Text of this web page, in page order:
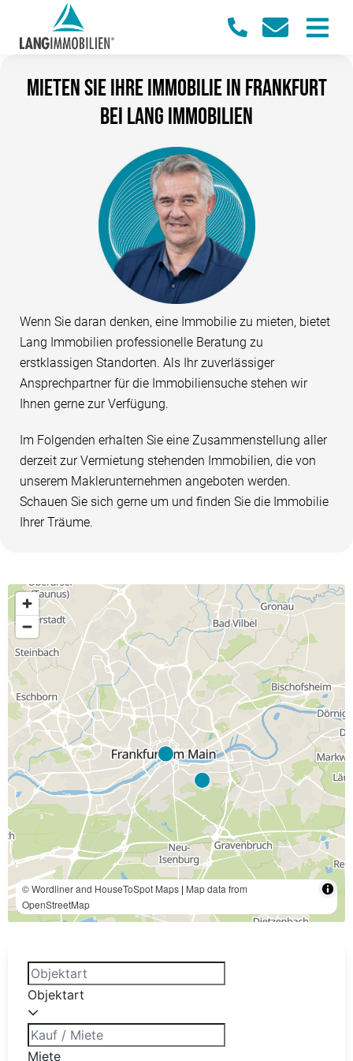
Mieten Sie Ihre Immobilie in Frankfurt
bei Lang Immobilien
Wenn Sie daran denken, eine Immobilie zu mieten, bietet
Lang Immobilien professionelle Beratung zu
erstklassigen Standorten. Als Ihr zuverlässiger
Ansprechpartner für die Immobiliensuche stehen wir
Ihnen gerne zur Verfügung.
Im Folgenden erhalten Sie eine Zusammenstellung aller
derzeit zur Vermietung stehenden Immobilien, die von
unserem Maklerunternehmen angeboten werden.
Schauen Sie sich gerne um und finden Sie die Immobilie
Ihrer Träume.
© Wordliner and HouseToSpot Maps | Map data from
OpenStreetMap
Objektart
Miete